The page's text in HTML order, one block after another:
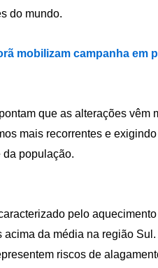
do mundo.
mobilizam campanha em
que as alterações vêm
mais recorrentes e
população.
pelo
da média na região Sul.
riscos de